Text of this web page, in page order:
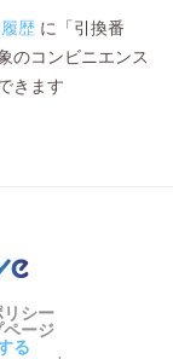
歴 に「引換番
のコンビニエンス
きます
シー
ージ
る